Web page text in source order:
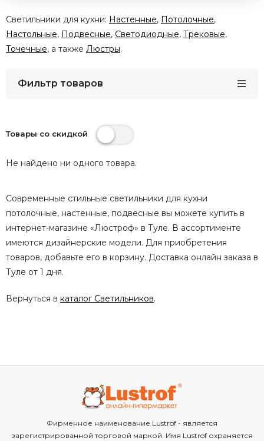
Светильники для кухни: Настенные, Потолочные,
Настольные, Подвесные, Светодиодные, Трековые,
Точечные, а также Люстры.
Фильтр товаров
Товары со скидкой
Не найдено ни одного товара.
Современные стильные светильники для кухни
потолочные, настенные, подвесные вы можете купить в
интернет-магазине «Люстроф» в Туле. В ассортименте
имеются дизайнерские модели. Для приобретения
товаров, добавьте его в корзину. Доставка онлайн заказа в
Туле от 1 дня.
Вернуться в каталог Светильников.
Фирменное наименование Lustrof - является
зарегистрированной торговой маркой. Имя Lustrof охраняется